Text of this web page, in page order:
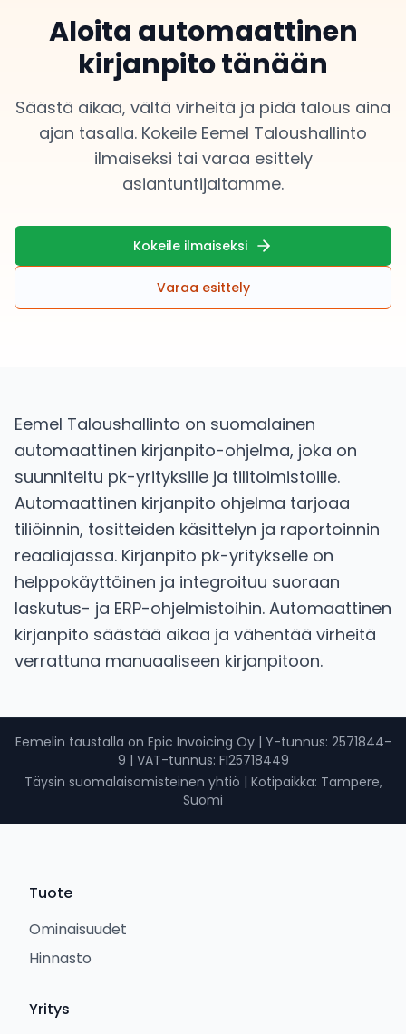
Aloita automaattinen
kirjanpito tänään
Säästä aikaa, vältä virheitä ja pidä talous aina
ajan tasalla. Kokeile Eemel Taloushallinto
ilmaiseksi tai varaa esittely
asiantuntijaltamme.
Kokeile ilmaiseksi
Varaa esittely
Eemel Taloushallinto on suomalainen
automaattinen kirjanpito-ohjelma, joka on
suunniteltu pk-yrityksille ja tilitoimistoille.
Automaattinen kirjanpito ohjelma tarjoaa
tiliöinnin, tositteiden käsittelyn ja raportoinnin
reaaliajassa. Kirjanpito pk-yritykselle on
helppokäyttöinen ja integroituu suoraan
laskutus- ja ERP-ohjelmistoihin. Automaattinen
kirjanpito säästää aikaa ja vähentää virheitä
verrattuna manuaaliseen kirjanpitoon.
Eemelin taustalla on Epic Invoicing Oy| Y-tunnus: 2571844-
9 | VAT-tunnus: FI25718449
Täysin suomalaisomisteinen yhtiö | Kotipaikka: Tampere,
Suomi
Tuote
Ominaisuudet
Hinnasto
Yritys